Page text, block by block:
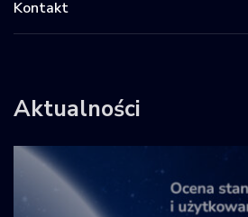
Kontakt
Aktualności